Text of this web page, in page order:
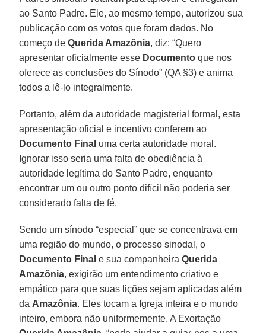
ao Santo Padre. Ele, ao mesmo tempo, autorizou sua
publicação com os votos que foram dados. No
começo deQuerida Amazônia, diz: “Quero
apresentar oficialmente esse Documento que nos
oferece as conclusões do Sínodo” (QA §3) e anima
todos a lê-lo integralmente.
Portanto, além da autoridade magisterial formal, esta
apresentação oficial e incentivo conferem ao
Documento Final uma certa autoridade moral.
Ignorar isso seria uma falta de obediência à
autoridade legítima do Santo Padre, enquanto
encontrar um ou outro ponto difícil não poderia ser
considerado falta de fé.
Sendo um sínodo “especial” que se concentrava em
uma região do mundo, o processo sinodal, o
Documento Final e sua companheiraQuerida
Amazônia, exigirão um entendimento criativo e
empático para que suas lições sejam aplicadas além
da Amazônia. Eles tocam a Igreja inteira e o mundo
inteiro, embora não uniformemente. A Exortação